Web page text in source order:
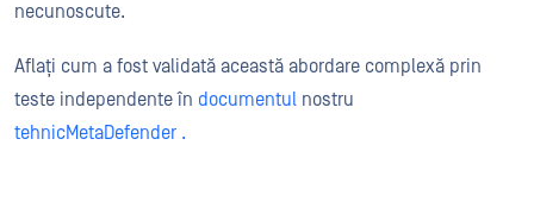
necunoscute.
Aflați cum a fost validată această abordare complexă prin
teste independente în documentul nostru
tehnicMetaDefender .